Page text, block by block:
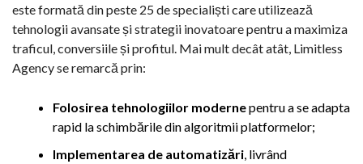
este formată din peste 25 de specialiști care utilizează
tehnologii avansate și strategii inovatoare pentru a maximiza
traficul, conversiile și profitul. Mai mult decât atât, Limitless
Agency se remarcă prin:
Folosirea tehnologiilor modernepentru a se adapta
rapid la schimbările din algoritmii platformelor;
Implementarea de automatizări , livrând